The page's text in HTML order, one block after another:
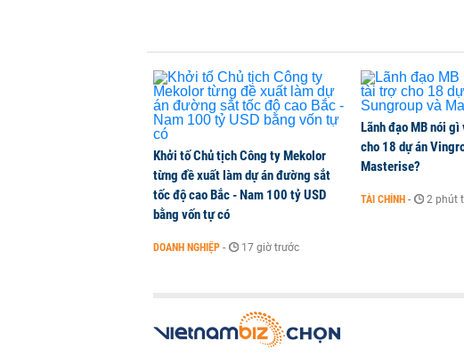
Khởi tố Chủ tịch Công ty Mekolor
từng đề xuất làm dự án đường sắt
tốc độ cao Bắc - Nam 100 tỷ USD
bằng vốn tự có
DOANH NGHIỆP - 17 giờ trước
Lãnh đạo MB nói
cho 18 dự án
Masterise?
TÀI CHÍNH - 2 phút